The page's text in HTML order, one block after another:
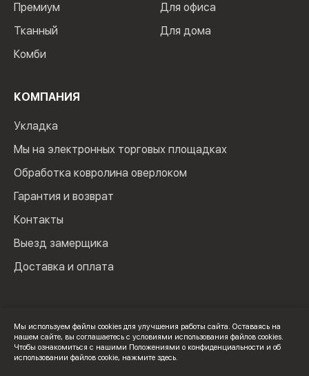
Премиум
Тканный
Комби
Для офиса
Для дома
КОМПАНИЯ
Укладка
Мы на электронных торговых площадках
Обработка ковролина оверлоком
Гарантия и возврат
Контакты
Выезд замерщика
Доставка и оплата
© 2024 Мир Ковролина. ИП Зверев Максим Ильич. ИНН:
100502600325
Мы используем файлы cookies для улучшения работы сайта. Оставаясь на
нашем сайте, вы соглашаетесь с условиями использования файлов cookies.
Чтобы ознакомиться с нашими Положениями о конфиденциальности и об
использовании файлов cookie, нажмите здесь.